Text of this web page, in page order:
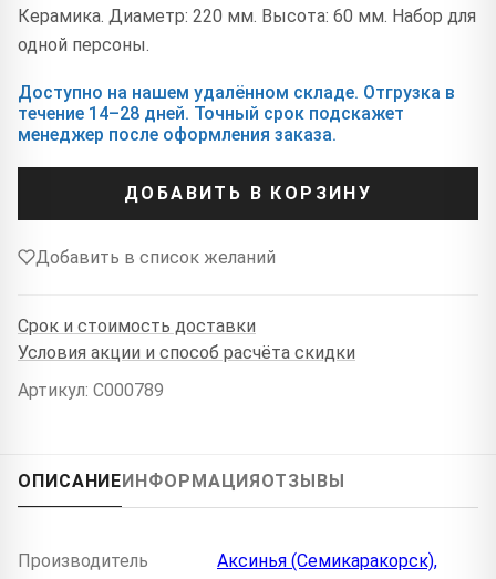
Керамика. Диаметр: 220 мм. Высота: 60 мм. Набор для
одной персоны.
Доступно на нашем удалённом складе. Отгрузка в
течение 14–28 дней. Точный срок подскажет
менеджер после оформления заказа.
ДОБАВИТЬ В КОРЗИНУ
Добавить в список желаний
Срок и стоимость доставки
Условия акции и способ расчёта скидки
Артикул: C000789
ОПИСАНИЕИНФОРМАЦИЯОТЗЫВЫ
Производитель
Аксинья (Семикаракорск),